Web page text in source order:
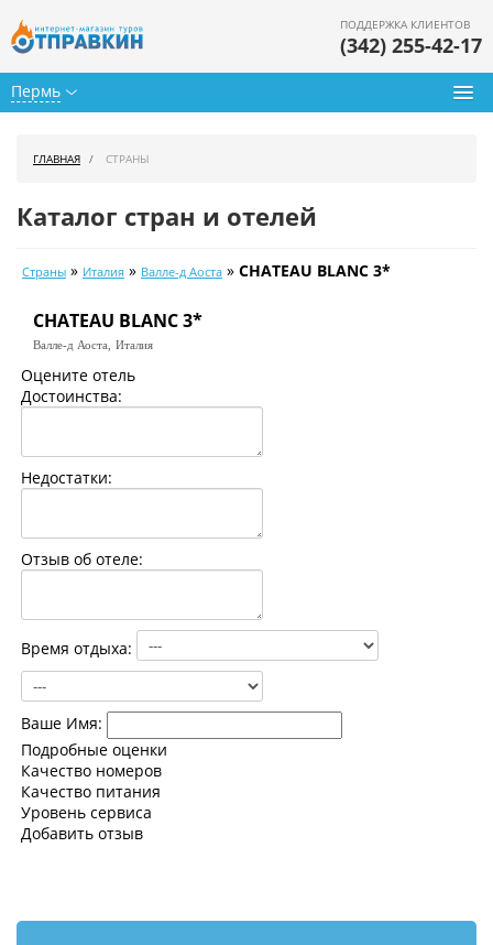
Пермь
ПОДДЕРЖКА КЛИЕНТОВ
(342) 255-42-17
Календарь туров
Цены дня
Страны
ГЛАВНАЯ СТРАНЫ
Каталог стран и отелей
Страны » Италия » Валле-д Аоста » CHATEAU BLANC 3*
CHATEAU BLANC 3*
Валле-д Аоста, Италия
Оцените отель
Достоинства:
Недостатки:
Отзыв об отеле:
Время отдыха:
Ваше Имя:
Подробные оценки
Качество номеров
Качество питания
Уровень сервиса
Добавить отзыв